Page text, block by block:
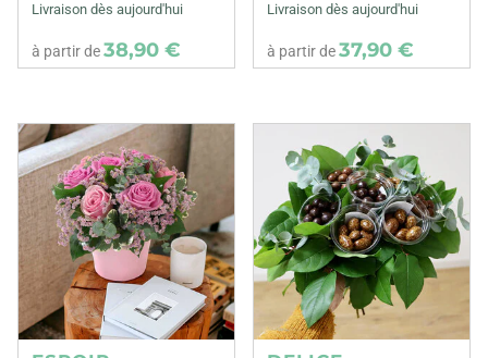
Livraison dès aujourd'hui
à partir de38,90 €
Livraison dès aujourd'hui
à partir de37,90 €